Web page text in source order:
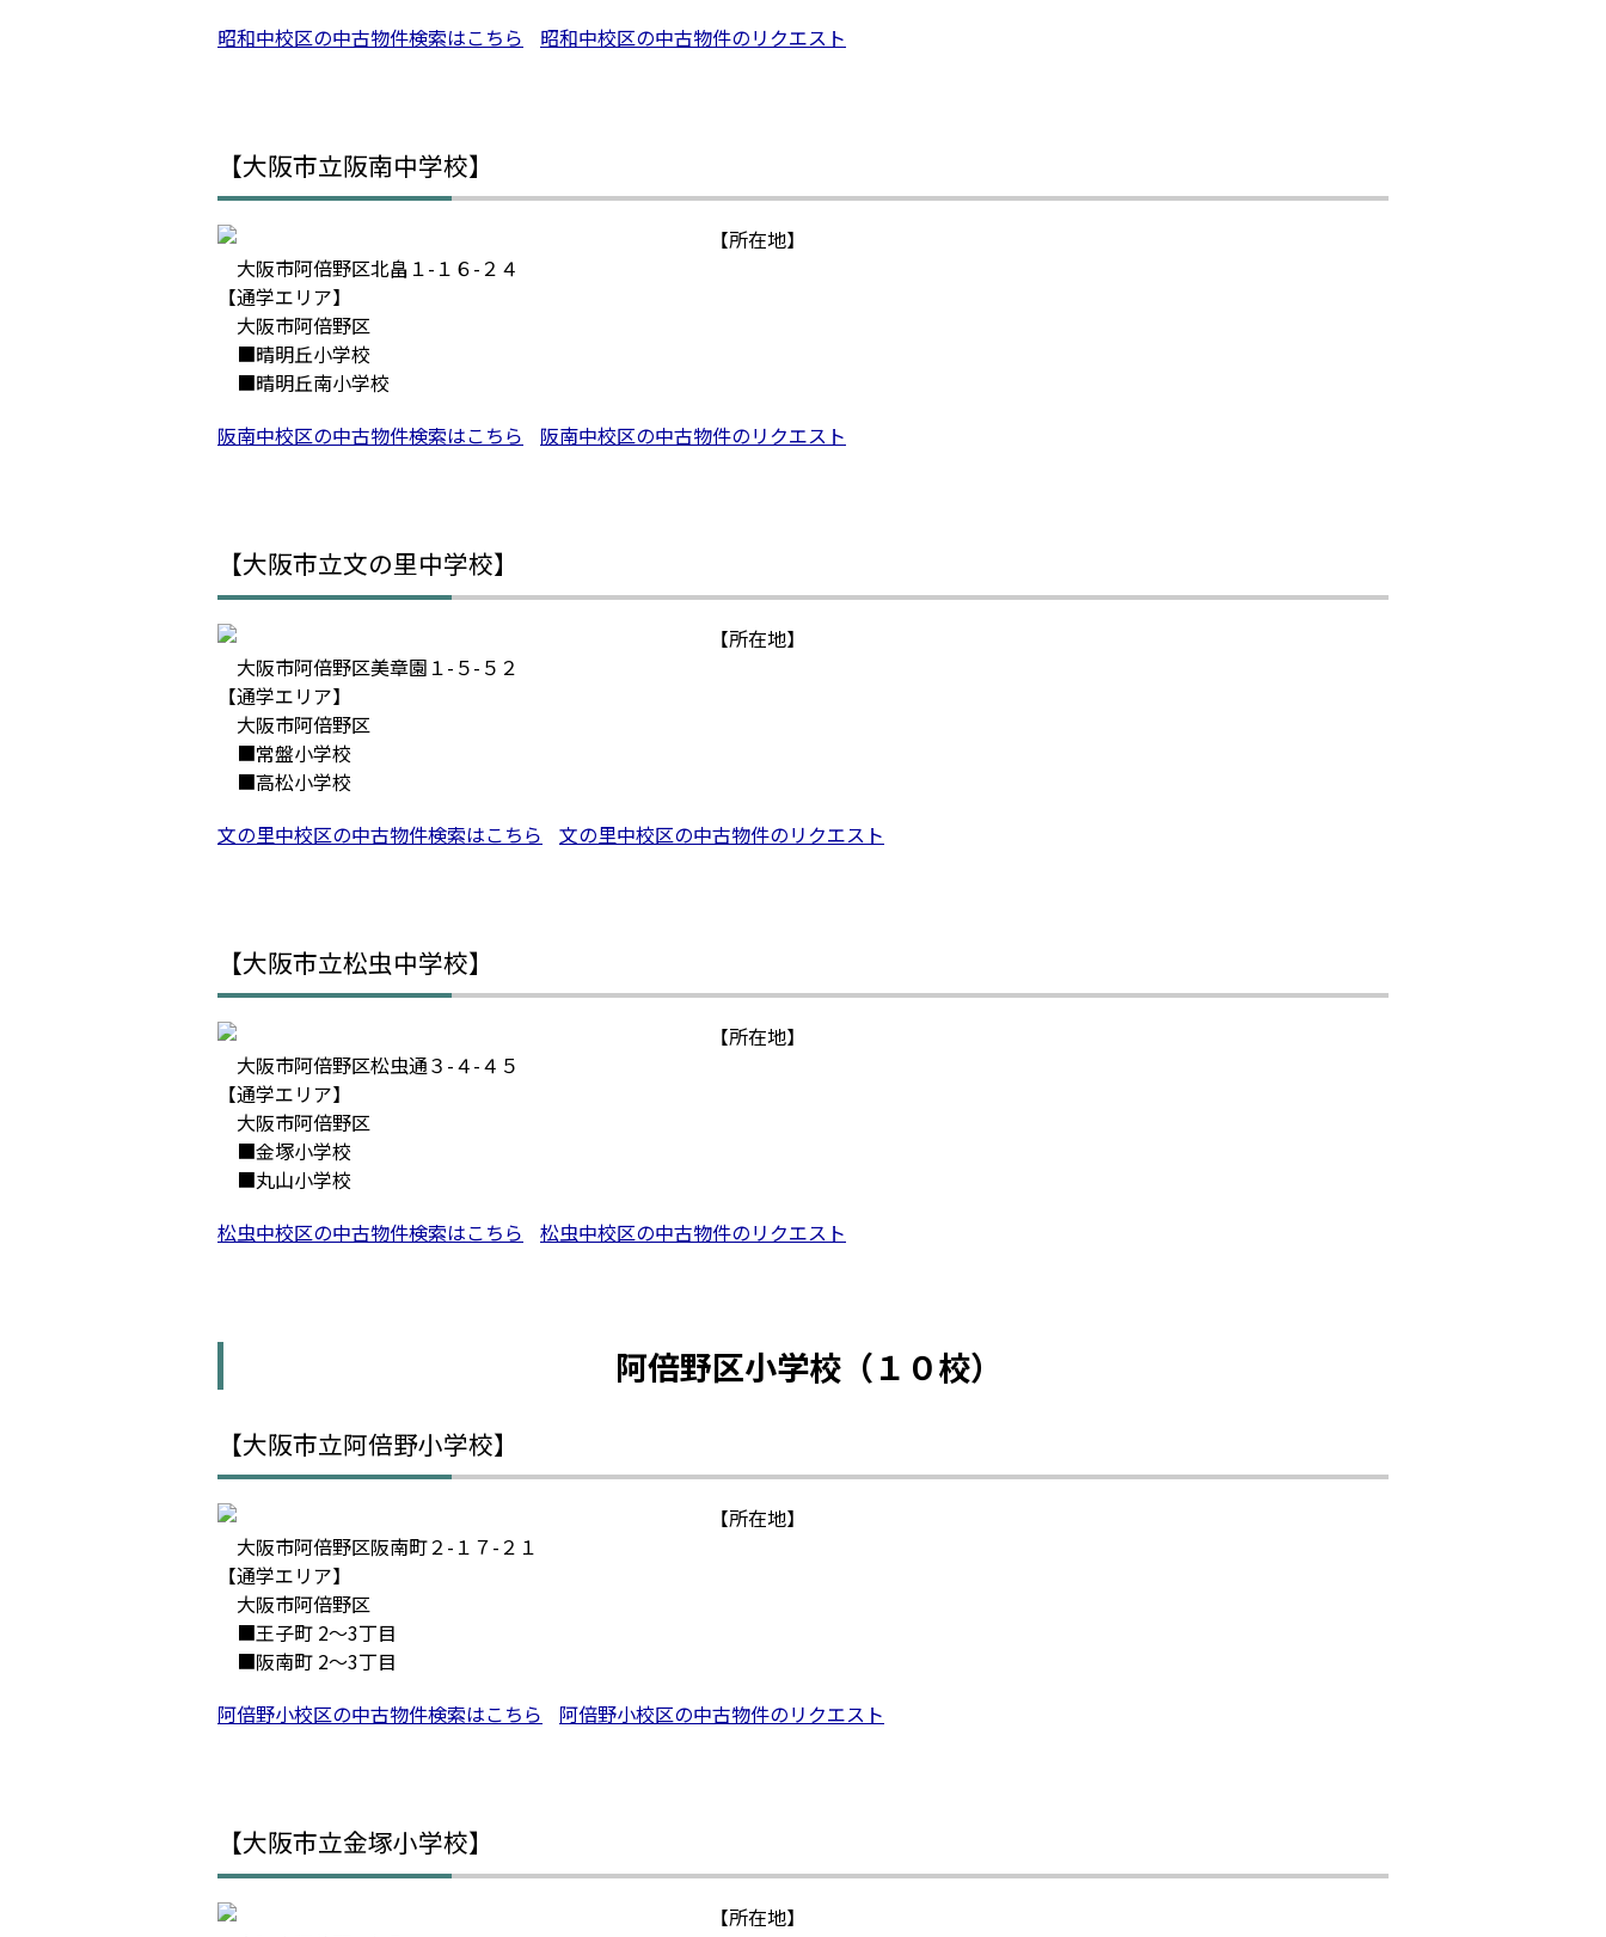
昭和中校区の中古物件検索はこちら
昭和中校区の中古物件のリクエスト
【大阪市立阪南中学校】
【所在地】
大阪市阿倍野区北畠１-１６-２４
【通学エリア】
大阪市阿倍野区
■晴明丘小学校
■晴明丘南小学校
阪南中校区の中古物件検索はこちら
阪南中校区の中古物件のリクエスト
【大阪市立文の里中学校】
【所在地】
大阪市阿倍野区美章園１-５-５２
【通学エリア】
大阪市阿倍野区
■常盤小学校
■高松小学校
文の里中校区の中古物件検索はこちら
文の里中校区の中古物件のリクエスト
【大阪市立松虫中学校】
【所在地】
大阪市阿倍野区松虫通３-４-４５
【通学エリア】
大阪市阿倍野区
■金塚小学校
■丸山小学校
松虫中校区の中古物件検索はこちら
松虫中校区の中古物件のリクエスト
阿倍野区小学校（１０校）
【大阪市立阿倍野小学校】
【所在地】
大阪市阿倍野区阪南町２-１７-２１
【通学エリア】
大阪市阿倍野区
■王子町 2～3丁目
■阪南町 2～3丁目
阿倍野小校区の中古物件検索はこちら
阿倍野小校区の中古物件のリクエスト
【大阪市立金塚小学校】
【所在地】